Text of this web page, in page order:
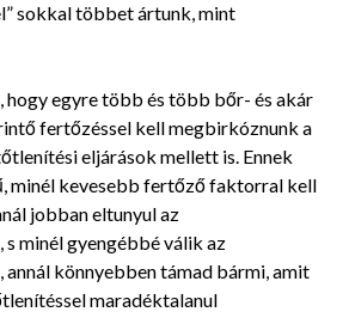
sokkal többet ártunk, mint
hogy egyre több és több bőr- és akár
fertőzéssel kell megbirkóznunk a
eljárások mellett is. Ennek
minél kevesebb fertőző faktorral kell
jobban eltunyul az
s minél gyengébbé válik az
annál könnyebben támad bármi, amit
maradéktalanul